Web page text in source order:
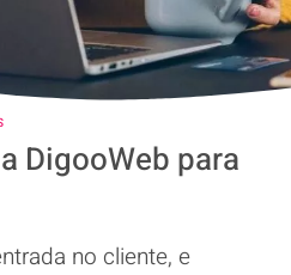
DigooWeb para
no cliente, e